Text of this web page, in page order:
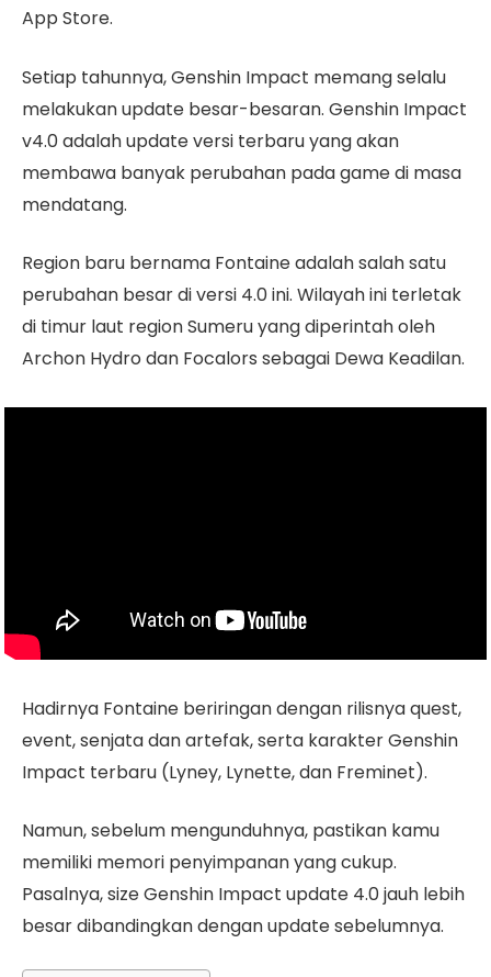
App Store.
Setiap tahunnya, Genshin Impact memang selalu
melakukan update besar-besaran. Genshin Impact
v4.0 adalah update versi terbaru yang akan
membawa banyak perubahan pada game di masa
mendatang.
Region baru bernama Fontaine adalah salah satu
perubahan besar di versi 4.0 ini. Wilayah ini terletak
di timur laut region Sumeru yang diperintah oleh
Archon Hydro dan Focalors sebagai Dewa Keadilan.
Hadirnya Fontaine beriringan dengan rilisnya quest,
event, senjata dan artefak, serta karakter Genshin
Impact terbaru (Lyney, Lynette, dan Freminet).
Namun, sebelum mengunduhnya, pastikan kamu
memiliki memori penyimpanan yang cukup.
Pasalnya, size Genshin Impact update 4.0 jauh lebih
besar dibandingkan dengan update sebelumnya.